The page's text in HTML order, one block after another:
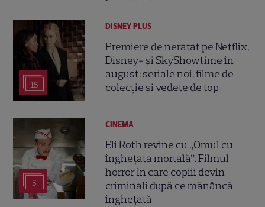
15
DISNEY PLUS
Premiere de neratat pe Netflix,
Disney+ și SkyShowtime în
august: seriale noi, filme de
colecție și vedete de top
5
CINEMA
Eli Roth revine cu „Omul cu
înghețata mortală”. Filmul
horror în care copiii devin
criminali după ce mănâncă
înghețată